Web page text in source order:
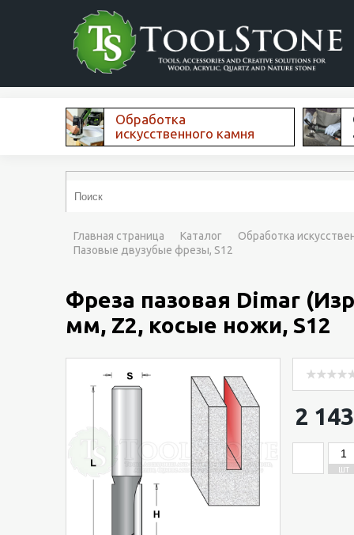
Обработка
искусственного камня
Главная страница Каталог
Обработка
Пазовые двузубые фрезы, S12
Фреза пазовая Dimar
мм, Z2, косые ножи, S12
2
ШТ